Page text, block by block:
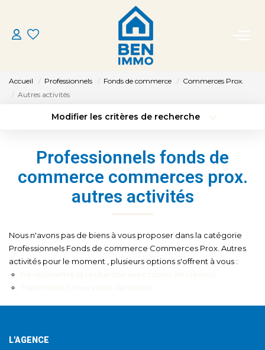
ACHETER
MON AGENCE
CONTACT
Accueil Professionnels Fonds de commerce
Commerces Prox.
Autres activités
Modifier les critères de recherche
Sélectionnez...
Type de bien
Surface min
Plus de critères
Professionnels fonds de
commerce commerces prox.
autres activités
Nous n'avons pas de biens à vous proposer dans la catégorie
Professionnels Fonds de commerce Commerces Prox. Autres
activités pour le moment , plusieurs options s'offrent à vous :
L'AGENCE